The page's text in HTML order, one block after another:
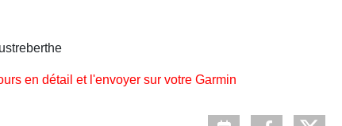
en détail et l'envoyer sur votre Garmin